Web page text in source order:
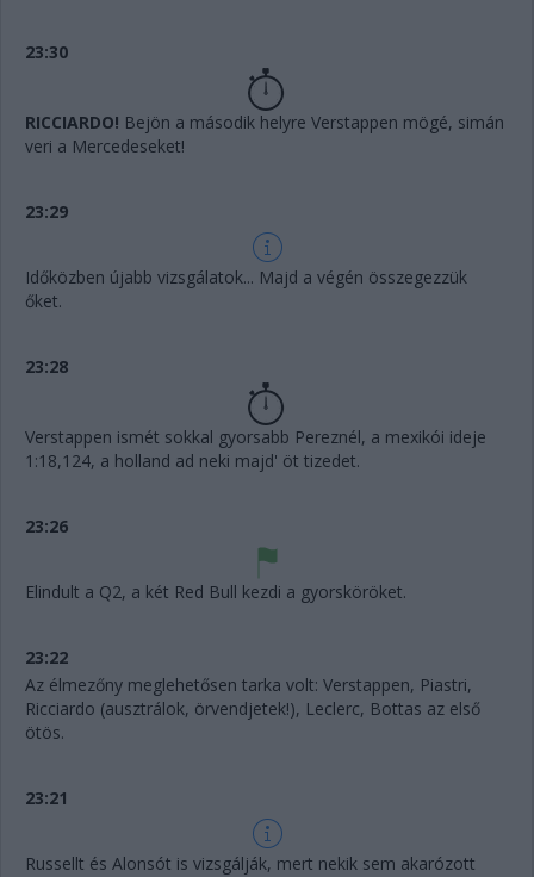
23:30
RICCIARDO! Bejön a második helyre Verstappen mögé, simán
veri a Mercedeseket!
23:29
Időközben újabb vizsgálatok... Majd a végén összegezzük
őket.
23:28
Verstappen ismét sokkal gyorsabb Pereznél, a mexikói ideje
1:18,124, a holland ad neki majd' öt tizedet.
23:26
Elindult a Q2, a két Red Bull kezdi a gyorsköröket.
23:22
Az élmezőny meglehetősen tarka volt: Verstappen, Piastri,
Ricciardo (ausztrálok, örvendjetek!), Leclerc, Bottas az első
ötös.
23:21
Russellt és Alonsót is vizsgálják, mert nekik sem akarózott